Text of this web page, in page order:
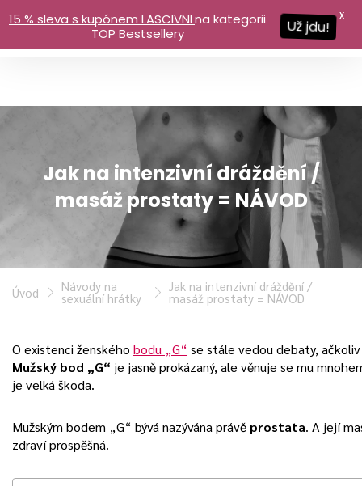
Jak na intenzivní dráždění /
masáž prostaty = NÁVOD
Úvod Návody na
sexuální hrátky
Jak na intenzivní dráždění /
masáž prostaty = NÁVOD
O existenci ženského bodu „G“ se stále vedou debaty,
Mužský bod „G“ je jasně prokázaný, ale věnuje se mu
je velká škoda.
Mužským bodem „G“ bývá nazývána právě prostata. A její
zdraví prospěšná.
15 % sleva s kupónem LASCIVNIna kategorii
TOP Bestsellery
Už jdu!
X